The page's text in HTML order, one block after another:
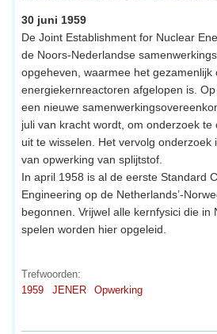
30 juni 1959
De Joint Establishment for Nuclear
de Noors-Nederlandse
opgeheven, waarmee het gezamenlijk
energiekernreactoren afgelopen is.
een nieuwe
juli van kracht wordt, om onderzoek
uit te wisselen. Het vervolg onderzoek
van opwerking van splijtstof.
In april 1958 is al de eerste Standard
Engineering op de Netherlands’-
begonnen. Vrijwel alle kernfysici die in
spelen worden hier opgeleid.
Trefwoorden:
1959
JENER Opwerking